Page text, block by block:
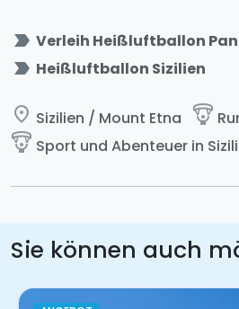
label_important Verleih Heißluftballon
label_important Heißluftballon Sizilien
place Sizilien / Mount Etna paragliding
paragliding Sport und Abenteuer in
Sie können auch